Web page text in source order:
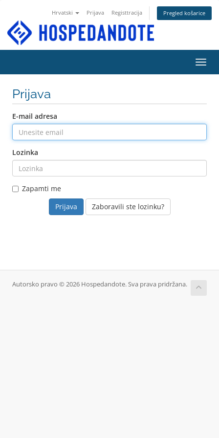
Hrvatski Prijava Registtracija Pregled košarice
Prijava
E-mail adresa
Lozinka
Zapamti me
Zaboravili ste lozinku?
Autorsko pravo © 2026 Hospedandote. Sva prava pridržana.